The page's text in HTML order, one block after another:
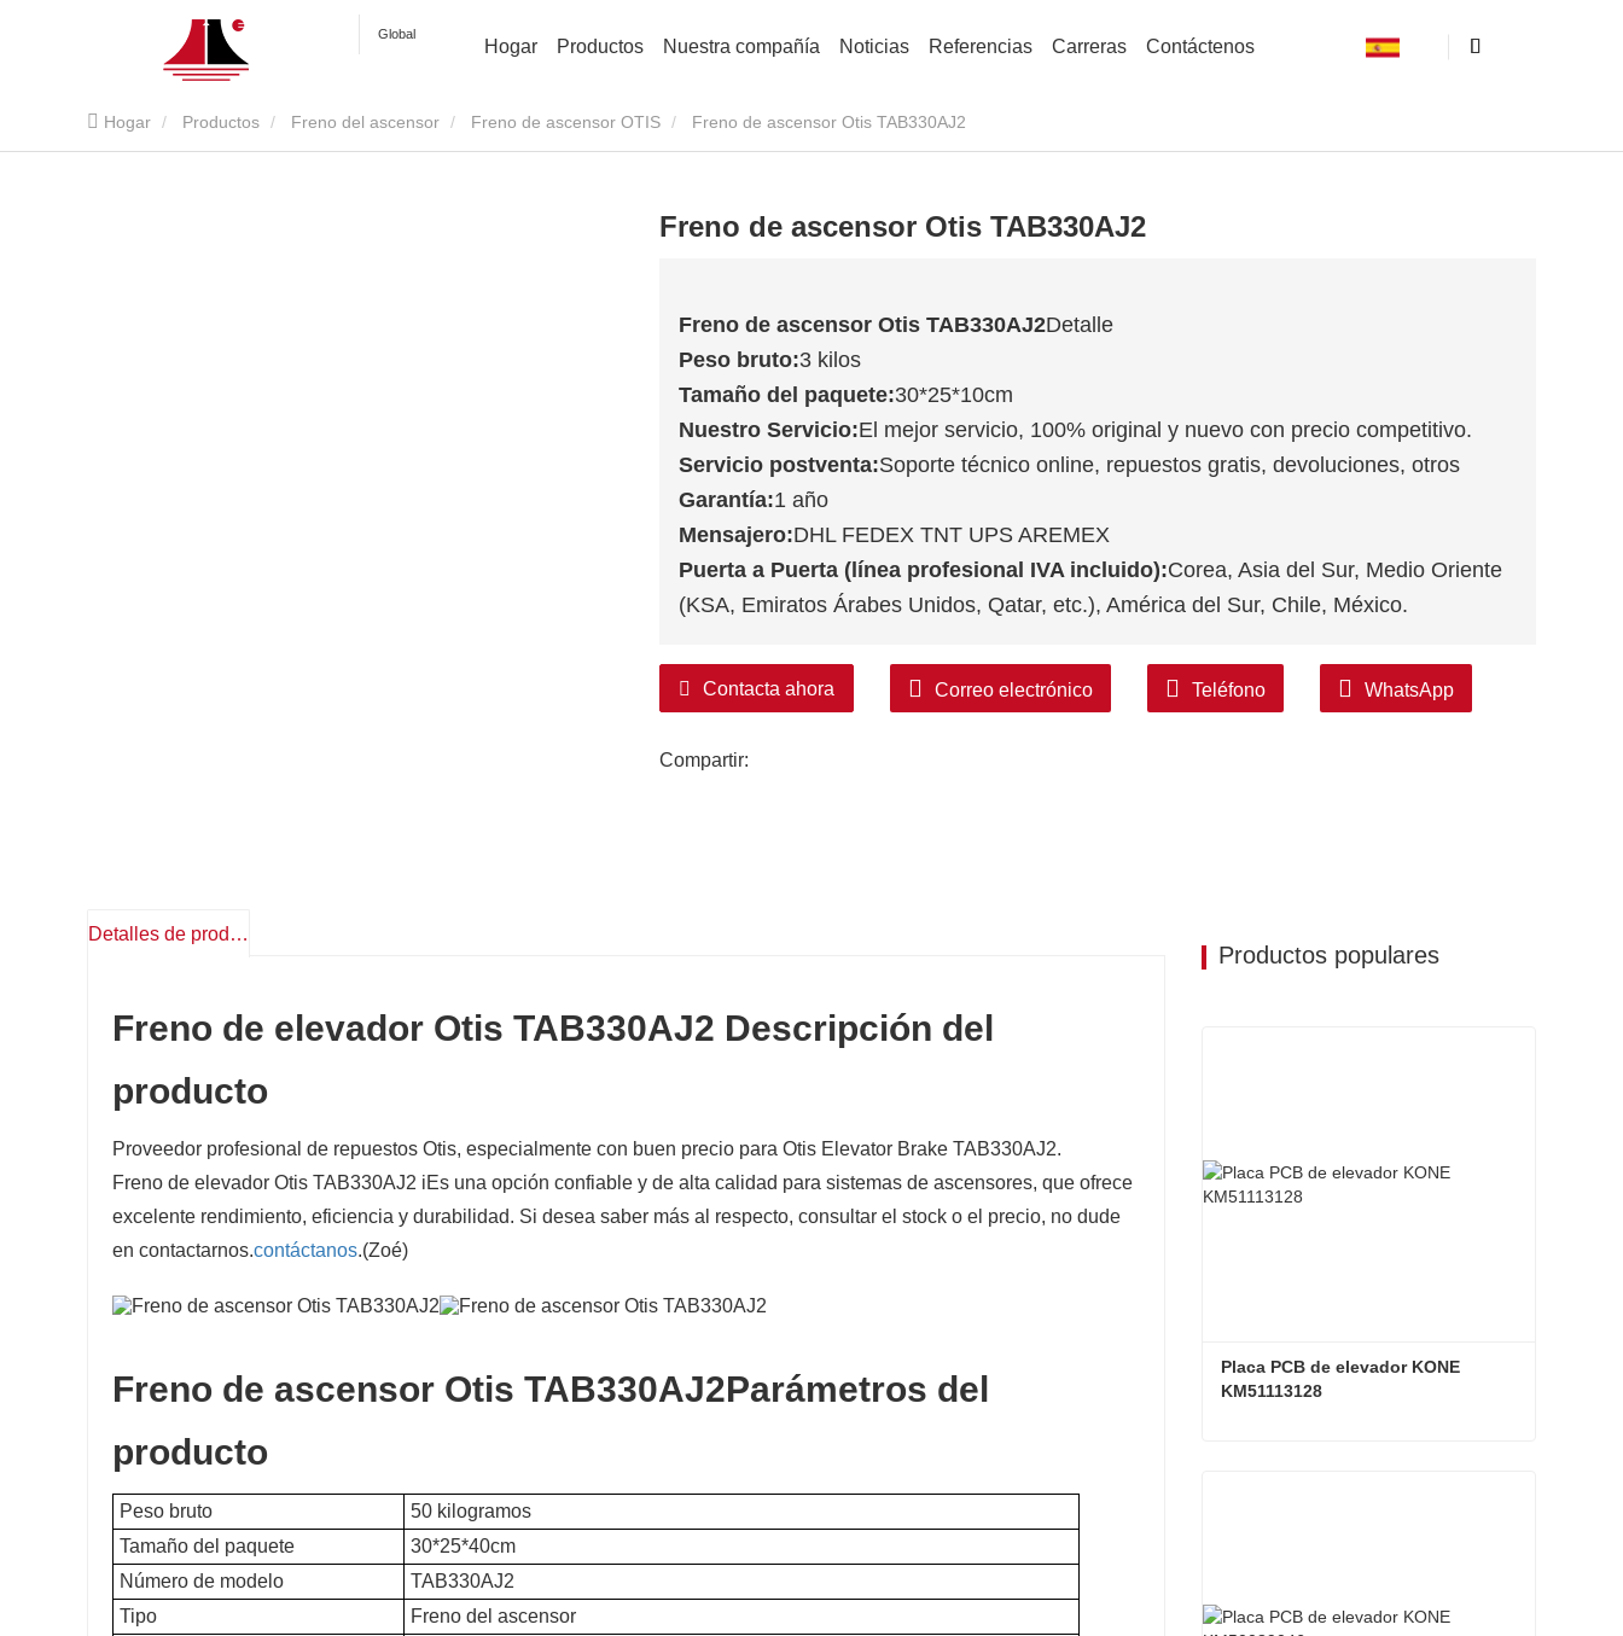
Global
Hogar Productos Nuestra compañía Noticias Referencias Carreras Contáctenos
Hogar Productos Freno del ascensor Freno de ascensor OTIS Freno de ascensor Otis TAB330AJ2
Freno de ascensor Otis TAB330AJ2
Freno de ascensor Otis TAB330AJ2Detalle
Peso bruto:3 kilos
Tamaño del paquete:30*25*10cm
Nuestro Servicio:El mejor servicio, 100% original y nuevo con precio competitivo.
Servicio postventa:Soporte técnico online, repuestos gratis, devoluciones, otros
Garantía:1 año
Mensajero:DHL FEDEX TNT UPS AREMEX
Puerta a Puerta (línea profesional IVA incluido):Corea, Asia del Sur, Medio Oriente
(KSA, Emiratos Árabes Unidos, Qatar, etc.), América del Sur, Chile, México.
Contacta ahora Correo electrónico Teléfono WhatsApp
Compartir:
Detalles de producto
Freno de elevador Otis TAB330AJ2 Descripción del
producto
Proveedor profesional de repuestos Otis, especialmente con buen precio para Otis Elevator Brake TAB330AJ2.
Freno de elevador Otis TAB330AJ2 iEs una opción confiable y de alta calidad para sistemas de ascensores, que ofrece
excelente rendimiento, eficiencia y durabilidad. Si desea saber más al respecto, consultar el stock o el precio, no dude
en contactarnos.contáctanos.(Zoé)
Freno de ascensor Otis TAB330AJ2Parámetros del
producto
Peso bruto
50 kilogramos
Tamaño del paquete
30*25*40cm
Número de modelo
TAB330AJ2
Tipo
Freno del ascensor
Productos populares
Placa PCB de elevador KONE
KM51113128